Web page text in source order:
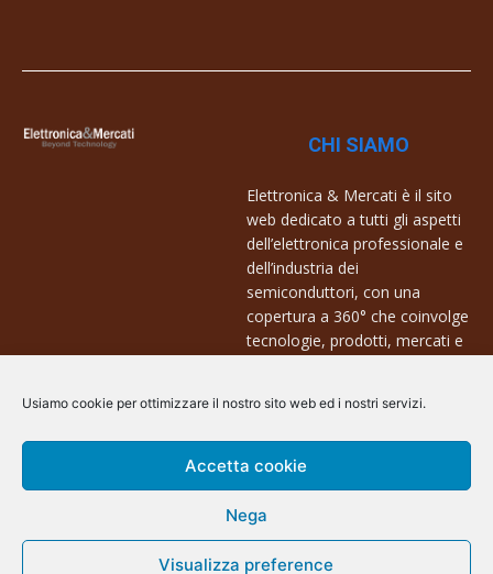
Usiamo cookie per ottimizzare il nostro sito web ed i nostri servizi.
Accetta cookie
Nega
Visualizza preference
CHI SIAMO
Elettronica & Mercati è il sito
web dedicato a tutti gli aspetti
dell’elettronica professionale e
dell’industria dei
semiconduttori, con una
copertura a 360° che coinvolge
tecnologie, prodotti, mercati e
Contatti:
info@arscommunication.it
@ArsCommunication 2023